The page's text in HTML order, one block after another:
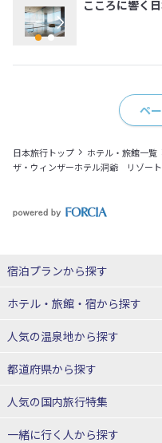
こころに響く
ペ
日本旅行トップ
ホテル・旅館一覧
ザ・ウィンザーホテル洞爺 リゾー
宿泊プランから探す
北海道
東北
青森県
宮城県
山形県
ホテル・旅館・宿から探す
北海道ホテル・旅館
青森県ホテル・旅館
宮城県ホテル・旅館
人気の温泉地から探す
北海道
湯の川温泉(北海道)
十勝川温泉(北海道)
都道府県から探す
北海道旅行・ツアー
人気の国内旅行特集
東京ディズニーリゾート®への旅
一緒に行く人から探す